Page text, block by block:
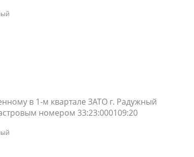
в 1-м квартале ЗАТО г. Радужный
номером 33:23:000109:20